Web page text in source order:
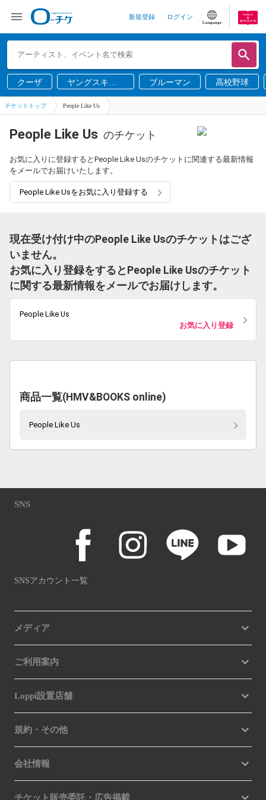
新規登録 ログイン
Language
クーザ
ヤングスキニ
ー
ブルーマン 高校野球
チケットトップ People Like Us
People Like Us のチケット
お気に入りに登録するとPeople Like Usのチケットに関連する最新情報
をメールでお届けいたします。
People Like Usをお気に入り登録する
現在受け付け中のPeople Like Usのチケットはござ
いません。
お気に入り登録をするとPeople Like Usのチケット
に関する最新情報をメールでお届けします。
People Like Us
お気に入り登録
商品一覧(HMV&BOOKS online)
People Like Us
SNS
SNSアカウント一覧
メディア
ご利用案内
Loppi設置店舗
規約・その他
会社情報
チケット販売委託・広告掲載